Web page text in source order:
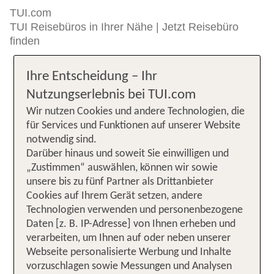
TUI.com
TUI Reisebüros in Ihrer Nähe | Jetzt Reisebüro
finden
Ihre Entscheidung – Ihr
Nutzungserlebnis bei TUI.com
Wir nutzen Cookies und andere Technologien, die
für Services und Funktionen auf unserer Website
notwendig sind.
Darüber hinaus und soweit Sie einwilligen und
„Zustimmen“ auswählen, können wir sowie
unsere bis zu fünf Partner als Drittanbieter
Cookies auf Ihrem Gerät setzen, andere
Technologien verwenden und personenbezogene
Daten [z. B. IP-Adresse] von Ihnen erheben und
verarbeiten, um Ihnen auf oder neben unserer
Webseite personalisierte Werbung und Inhalte
vorzuschlagen sowie Messungen und Analysen